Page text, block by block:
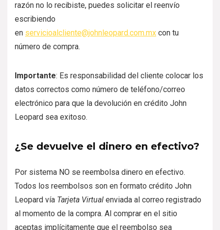
razón no lo recibiste, puedes solicitar el reenvío
escribiendo
en servicioalcliente@johnleopard.com.mx con tu
número de compra.
Importante: Es responsabilidad del cliente colocar los
datos correctos como número de teléfono/correo
electrónico para que la devolución en crédito John
Leopard sea exitoso.
¿Se devuelve el dinero en efectivo?
Por sistema NO se reembolsa dinero en efectivo.
Todos los reembolsos son en formato crédito John
Leopard vía Tarjeta Virtual enviada al correo registrado
al momento de la compra. Al comprar en el sitio
aceptas implícitamente que el reembolso sea